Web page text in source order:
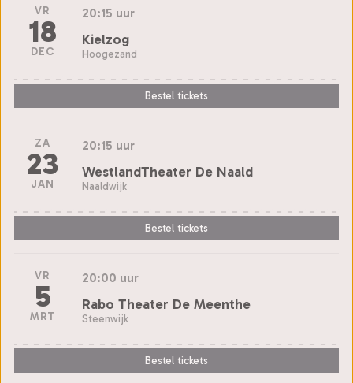
VR
18
DEC
20:15 uur
Kielzog
Hoogezand
Bestel tickets
ZA
23
JAN
20:15 uur
WestlandTheater De Naald
Naaldwijk
Bestel tickets
VR
5
MRT
20:00 uur
Rabo Theater De Meenthe
Steenwijk
Bestel tickets